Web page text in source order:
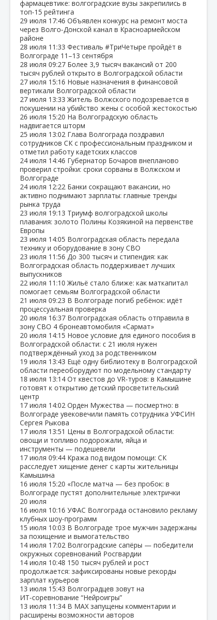
фармацевтике: волгоградские вузы закрепились в
топ‑15 рейтинга
29 июля 17:46 Объявлен конкурс на ремонт моста
через Волго‑Донской канал в Красноармейском
районе
28 июля 11:33 Фестиваль #ТриЧетыре пройдёт в
Волгограде 11–13 сентября
28 июля 09:27 Более 3,9 тысяч вакансий от 200
тысяч рублей открыто в Волгоградской области
27 июля 15:16 Новые назначения в финансовой
вертикали Волгоградской области
27 июля 13:33 Житель Волжского подозревается в
покушении на убийство жены с особой жестокостью
26 июля 15:20 На Волгоградскую область
надвигается шторм
25 июля 13:02 Глава Волгограда поздравил
сотрудников СК с профессиональным праздником и
отметил работу кадетских классов
24 июля 14:46 Губернатор Бочаров внепланово
проверил стройки: сроки сорваны в Волжском и
Волгограде
24 июля 12:22 Банки сокращают вакансии, но
активно поднимают зарплаты: главные тренды
рынка труда
23 июля 19:13 Триумф волгоградской школы
плавания: золото Полины Козякиной на первенстве
Европы
23 июля 14:05 Волгоградская область передала
технику и оборудование в зону СВО
23 июля 11:56 До 300 тысяч и стипендия: как
Волгоградская область поддерживает лучших
выпускников
22 июля 11:10 Жильё стало ближе: как маткапитал
помогает семьям Волгоградской области
21 июля 09:23 В Волгограде погиб ребёнок: идёт
процессуальная проверка
20 июля 16:37 Волгоградская область отправила в
зону СВО 4 бронеавтомобиля «Сармат»
20 июля 14:15 Новое условие для единого пособия в
Волгоградской области: с 21 июля нужен
подтверждённый уход за родственником
19 июля 13:43 Ещё одну библиотеку в Волгоградской
области переоборудуют по модельному стандарту
18 июля 13:14 От квестов до VR‑туров: в Камышине
готовят к открытию детский просветительский
центр
17 июля 14:02 Орден Мужества — посмертно: в
Волгограде увековечили память сотрудника УФСИН
Сергея Рыкова
17 июля 13:51 Цены в Волгоградской области:
овощи и топливо подорожали, яйца и
инструменты — подешевели
17 июля 09:44 Кража под видом помощи: СК
расследует хищение денег с карты жительницы
Камышина
16 июля 15:20 «После матча — без пробок: в
Волгограде пустят дополнительные электрички
20 июля
16 июля 10:16 УФАС Волгограда остановило рекламу
клубных шоу‑программ
15 июля 10:03 В Волгограде трое мужчин задержаны
за похищение и вымогательство
14 июля 17:02 Волгоградские сапёры — победители
окружных соревнований Росгвардии
14 июля 10:48 150 тысяч рублей и рост
продолжается: зафиксированы новые рекорды
зарплат курьеров
13 июля 15:43 Волгоградцев зовут на
ИТ‑соревнование “Нейроигры”
13 июля 11:34 В МАХ запущены комментарии и
расширены возможности авторов